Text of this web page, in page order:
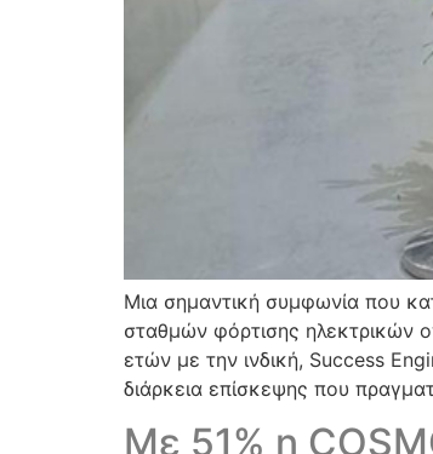
Μια σημαντική συμφωνία που
σταθμών φόρτισης ηλεκτρικών
ετών με την ινδική, Success
διάρκεια επίσκεψης που
Με 51% η